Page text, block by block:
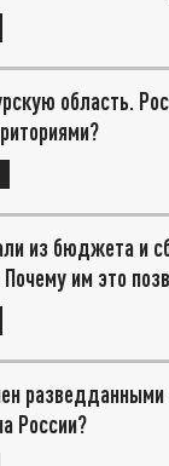
область.
из бюджета и
им это
разведданными
России?